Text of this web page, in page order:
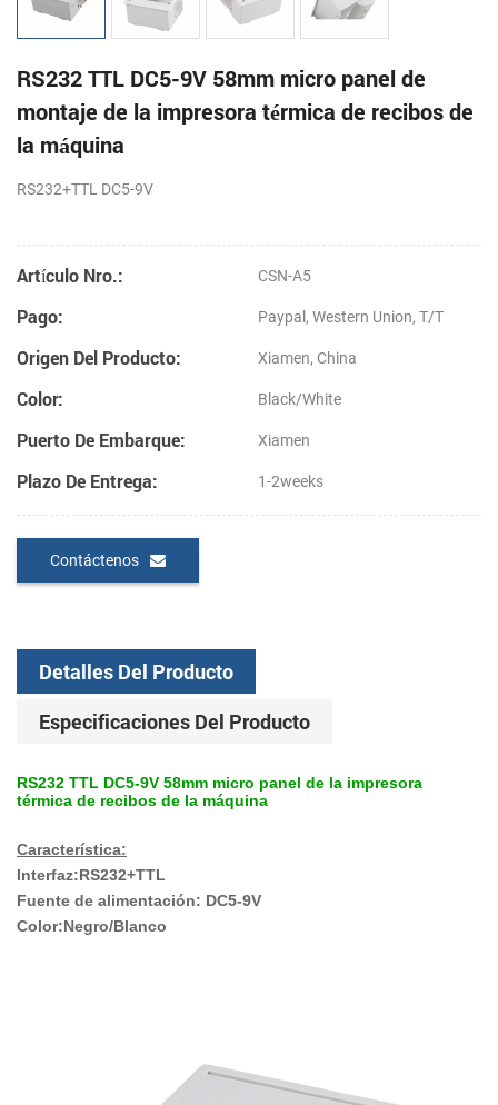
RS232 TTL DC5-9V 58mm micro panel de
montaje de la impresora térmica de recibos de
la máquina
RS232+TTL DC5-9V
Artículo Nro.: CSN-A5
Pago: Paypal, Western Union, T/T
Origen Del Producto: Xiamen, China
Color: Black/White
Puerto De Embarque: Xiamen
Plazo De Entrega: 1-2weeks
Contáctenos
Detalles Del Producto
Especificaciones Del Producto
RS232 TTL DC5-9V 58mm micro panel de la impresora
térmica de recibos de la máquina
Característica:
Interfaz:RS232+TTL
Fuente de alimentación: DC5-9V
Color:Negro/Blanco